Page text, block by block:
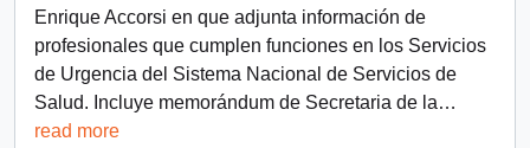
Enrique Accorsi en que adjunta información de
profesionales que cumplen funciones en los Servicios
de Urgencia del Sistema Nacional de Servicios de
Salud. Incluye memorándum de Secretaria de la…
read more